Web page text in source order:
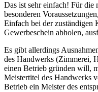
Das ist sehr einfach! Für die
besonderen
Einfach bei der zuständigen
Gewerbeschein abholen,
Es gibt allerdings
des Handwerks (Zimmerei,
einen Betrieb gründen will,
Meistertitel des Handwerks
Betrieb ein Meister des